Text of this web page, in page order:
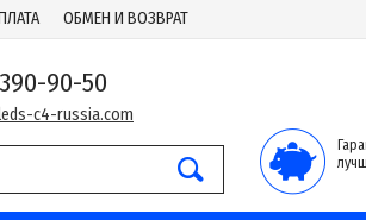
ОБМЕН И ВОЗВРАТ
90-50
c4-russia.com